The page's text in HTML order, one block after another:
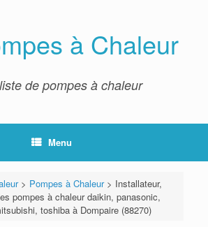
à Chaleur
de pompes à chaleur
Menu
> Pompes à Chaleur> Installateur,
pompes à chaleur daikin, panasonic,
toshiba à Dompaire (88270)